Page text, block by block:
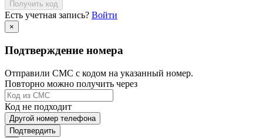
Получить код
Есть учетная запись? Войти
×
Подтверждение номера
Отправили СМС с кодом на указанный номер.
Повторно можно получить через
Код не подходит
Другой номер телефона
Подтвердить